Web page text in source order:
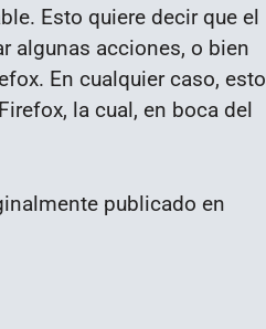
Esto quiere decir que el
algunas acciones, o bien
En cualquier caso, esto
la cual, en boca del
publicado en